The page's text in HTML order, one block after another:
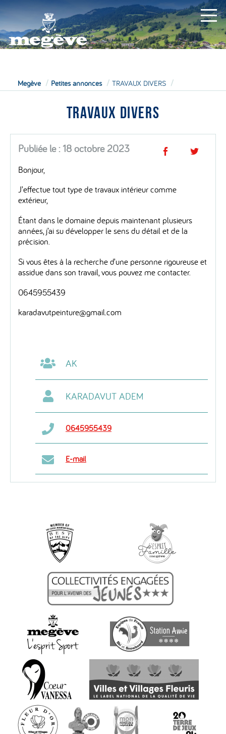
Megève Petites annonces TRAVAUX DIVERS
TRAVAUX DIVERS
Publiée le : 18 octobre 2023
Bonjour,
J’effectue tout type de travaux intérieur comme
extérieur,
Étant dans le domaine depuis maintenant plusieurs
années, j’ai su développer le sens du détail et de la
précision.
Si vous êtes à la recherche d’une personne rigoureuse et
assidue dans son travail, vous pouvez me contacter.
0645955439
karadavutpeinture@gmail.com
AK
KARADAVUT ADEM
0645955439
E-mail